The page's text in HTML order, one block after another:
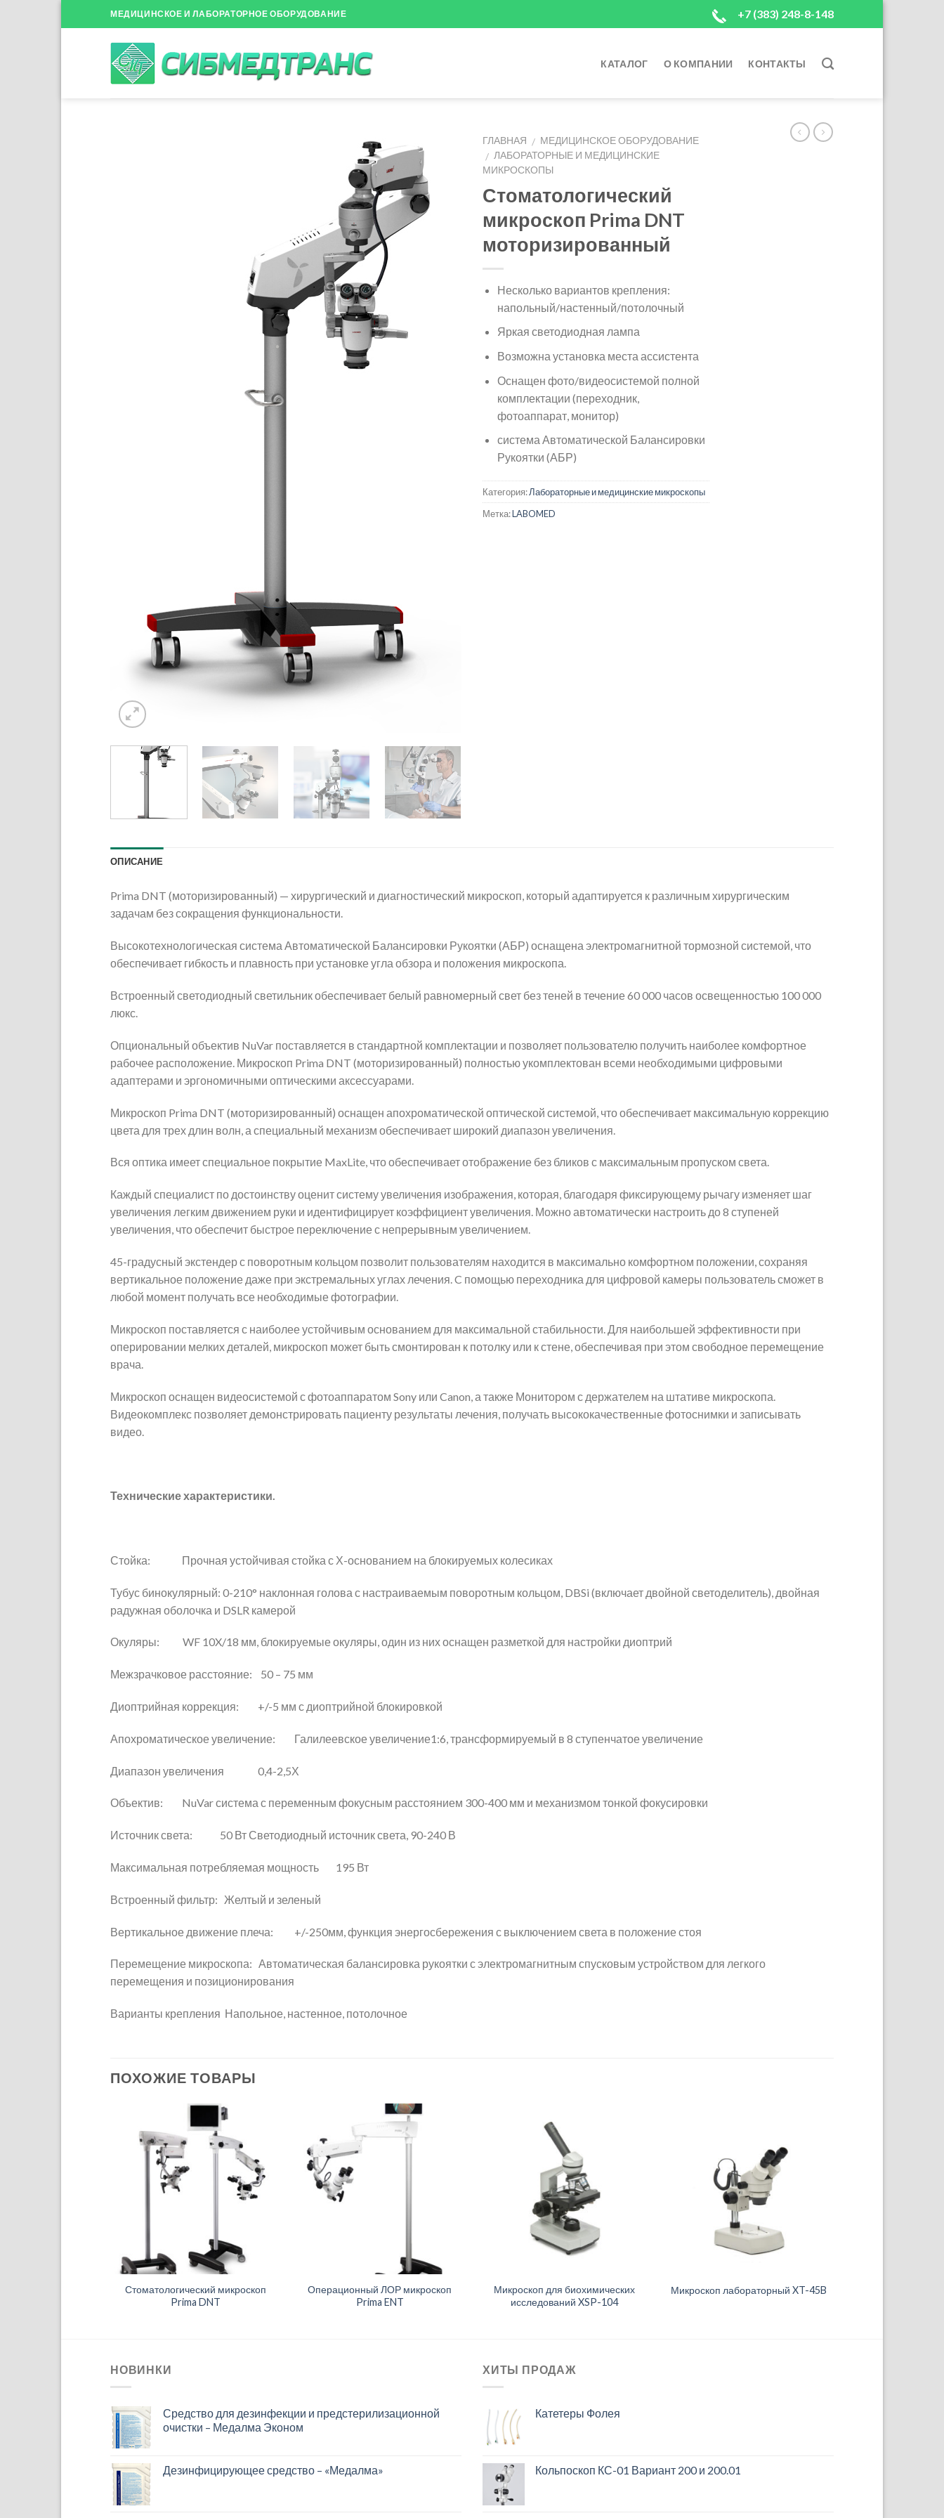
to
МЕДИЦИНСКОЕ И ЛАБОРАТОРНОЕ ОБОРУДОВАНИЕ +7 (383) 248-8-148
КАТАЛОГ О КОМПАНИИ КОНТАКТЫ
ГЛАВНАЯ / МЕДИЦИНСКОЕ ОБОРУДОВАНИЕ
/ ЛАБОРАТОРНЫЕ И МЕДИЦИНСКИЕ
МИКРОСКОПЫ
Стоматологический
микроскоп Prima DNT
моторизированный
Несколько вариантов крепления:
напольный/настенный/потолочный
Яркая светодиодная лампа
Возможна установка места ассистента
Оснащен фото/видеосистемой полной
комплектации (переходник,
фотоаппарат, монитор)
система Автоматической Балансировки
Рукоятки (АБР)
Категория:Лабораторные и медицинские микроскопы
Метка:LABOMED
ОПИСАНИЕ
Prima DNT (моторизированный) — хирургический и диагностический микроскоп, который адаптируется к различным хирургическим
задачам без сокращения функциональности.
Высокотехнологическая система Автоматической Балансировки Рукоятки (АБР) оснащена электромагнитной тормозной системой, что
обеспечивает гибкость и плавность при установке угла обзора и положения микроскопа.
Встроенный светодиодный светильник обеспечивает белый равномерный свет без теней в течение 60 000 часов освещенностью 100 000
люкс.
Опциональный объектив NuVar поставляется в стандартной комплектации и позволяет пользователю получить наиболее комфортное
рабочее расположение. Микроскоп Prima DNT (моторизированный) полностью укомплектован всеми необходимыми цифровыми
адаптерами и эргономичными оптическими аксессуарами.
Микроскоп Prima DNT (моторизированный) оснащен апохроматической оптической системой, что обеспечивает максимальную коррекцию
цвета для трех длин волн, а специальный механизм обеспечивает широкий диапазон увеличения.
Вся оптика имеет специальное покрытие MaxLite, что обеспечивает отображение без бликов с максимальным пропуском света.
Каждый специалист по достоинству оценит систему увеличения изображения, которая, благодаря фиксирующему рычагу изменяет шаг
увеличения легким движением руки и идентифицирует коэффициент увеличения. Можно автоматически настроить до 8 ступеней
увеличения, что обеспечит быстрое переключение с непрерывным увеличением.
45-градусный экстендер с поворотным кольцом позволит пользователям находится в максимально комфортном положении, сохраняя
вертикальное положение даже при экстремальных углах лечения. C помощью переходника для цифровой камеры пользователь сможет в
любой момент получать все необходимые фотографии.
Микроскоп поставляется с наиболее устойчивым основанием для максимальной стабильности. Для наибольшей эффективности при
оперировании мелких деталей, микроскоп может быть смонтирован к потолку или к стене, обеспечивая при этом свободное перемещение
врача.
Микроскоп оснащен видеосистемой с фотоаппаратом Sony или Canon, а также Монитором с держателем на штативе микроскопа.
Видеокомплекс позволяет демонстрировать пациенту результаты лечения, получать высококачественные фотоснимки и записывать
видео.
Технические характеристики.
Стойка: Прочная устойчивая стойка с Х-основанием на блокируемых колесиках
Тубус бинокулярный: 0-210° наклонная голова с настраиваемым поворотным кольцом, DBSi (включает двойной светоделитель), двойная
радужная оболочка и DSLR камерой
Окуляры: WF 10X/18 мм, блокируемые окуляры, один из них оснащен разметкой для настройки диоптрий
Межзрачковое расстояние: 50 – 75 мм
Диоптрийная коррекция: +/-5 мм с диоптрийной блокировкой
Апохроматическое увеличение: Галилеевское увеличение1:6, трансформируемый в 8 ступенчатое увеличение
Диапазон увеличения 0,4-2,5Х
Объектив: NuVar система с переменным фокусным расстоянием 300-400 мм и механизмом тонкой фокусировки
Источник света: 50 Вт Светодиодный источник света, 90-240 В
Максимальная потребляемая мощность 195 Вт
Встроенный фильтр: Желтый и зеленый
Вертикальное движение плеча: +/-250мм, функция энергосбережения с выключением света в положение стоя
Перемещение микроскопа: Автоматическая балансировка рукоятки с электромагнитным спусковым устройством для легкого
перемещения и позиционирования
Варианты крепления Напольное, настенное, потолочное
ПОХОЖИЕ ТОВАРЫ
Стоматологический микроскоп
Prima DNT
Операционный ЛОР микроскоп
Prima ENT
Микроскоп для биохимических
исследований XSP-104
Микроскоп лабораторный XT-45B
НОВИНКИ
Средство для дезинфекции и предстерилизационной
очистки – Медалма Эконом
Дезинфицирующее средство – «Медалма»
ХИТЫ ПРОДАЖ
Катетеры Фолея
Кольпоскоп КС-01 Вариант 200 и 200.01